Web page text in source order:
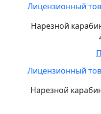
Лицензионный
Нарезной
Лицензионный
Нарезной